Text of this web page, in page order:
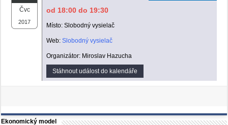
Čvc
2017
od 18:00 do 19:30
Místo: Slobodný vysielač
Web:Slobodný vysielač
Organizátor: Miroslav Hazucha
Stáhnout událost do kalendáře
Ekonomický model